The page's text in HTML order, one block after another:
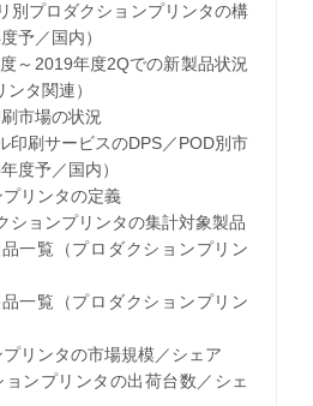
ロダクションプリンタの構
予／国内）
2019年度2Qでの新製品状況
ンタ関連）
市場の状況
サービスのDPS／POD別市
度予／国内）
リンタの定義
ンプリンタの集計対象製品
覧（プロダクションプリン
覧（プロダクションプリン
リンタの市場規模／シェア
プリンタの出荷台数／シェ